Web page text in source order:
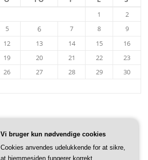
1
2
5 6 7 8
9
12 13 14 15
16
19 20 21 22
23
26 27 28 29
30
Vi bruger kun nødvendige cookies
Cookies anvendes udelukkende for at sikre,
at hjemmesiden fungerer korrekt.